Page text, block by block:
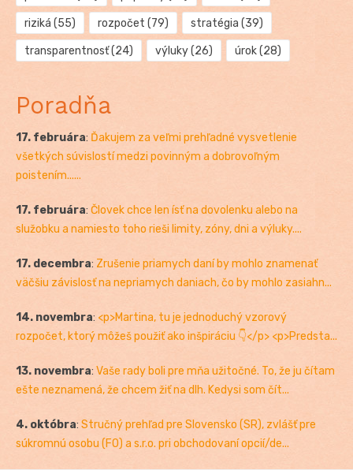
riziká (55) rozpočet (79) stratégia (39)
transparentnosť(24) výluky(26) úrok(28)
Poradňa
17. februára: Ďakujem za veľmi prehľadné vysvetlenie
všetkých súvislostí medzi povinným a dobrovoľným
poistením......
17. februára: Človek chce len ísť na dovolenku alebo na
služobku a namiesto toho rieši limity, zóny, dni a výluky....
17. decembra: Zrušenie priamych daní by mohlo znamenať
väčšiu závislosť na nepriamych daniach, čo by mohlo zasiahn...
14. novembra: <p>Martina, tu je jednoduchý vzorový
rozpočet, ktorý môžeš použiť ako inšpiráciu 👇</p> <p>Predsta...
13. novembra: Vaše rady boli pre mňa užitočné. To, že ju čítam
ešte neznamená, že chcem žiť na dlh. Kedysi som čít...
4. októbra: Stručný prehľad pre Slovensko (SR), zvlášť pre
súkromnú osobu (FO) a s.r.o. pri obchodovaní opcií/de...